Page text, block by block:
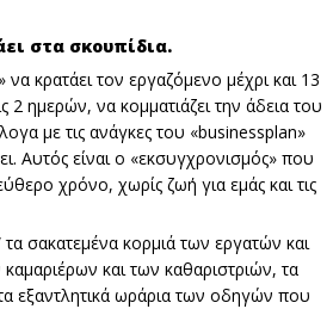
στα σκουπίδια.
κρατάει τον εργαζόμενο μέχρι και 13
ημερών, να κομματιάζει την άδεια του
με τις ανάγκες του «businessplan»
Αυτός είναι ο «εκσυγχρονισμός» που
χρόνο, χωρίς ζωή για εμάς και τις
σακατεμένα κορμιά των εργατών και
και των καθαριστριών, τα
εξαντλητικά ωράρια των οδηγών που